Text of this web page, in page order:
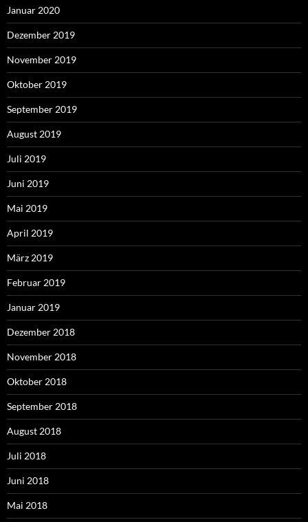
Januar 2020
Dezember 2019
November 2019
Oktober 2019
September 2019
August 2019
Juli 2019
Juni 2019
Mai 2019
April 2019
März 2019
Februar 2019
Januar 2019
Dezember 2018
November 2018
Oktober 2018
September 2018
August 2018
Juli 2018
Juni 2018
Mai 2018